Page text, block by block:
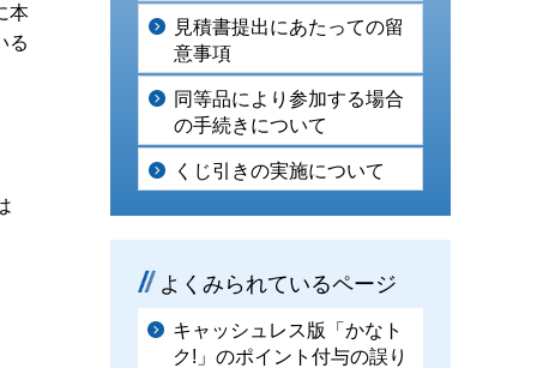
本
る
見積書提出にあたっての留
意事項
同等品により参加する場合
の手続きについて
くじ引きの実施について
よくみられているページ
キャッシュレス版「かなト
ク!」のポイント付与の誤り